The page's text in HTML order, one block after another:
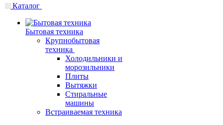
Каталог
Бытовая техника
Крупнобытовая
техника
Холодильники и
морозильники
Плиты
Вытяжки
Стиральные
машины
Встраиваемая техника